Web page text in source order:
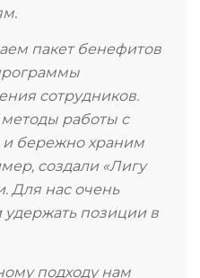
пакет бенефитов
сотрудников.
работы с
бережно храним
создали «Лигу
Для нас очень
позиции в
подходу нам